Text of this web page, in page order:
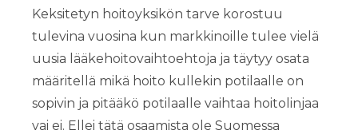
Keksitetyn hoitoyksikön tarve korostuu
tulevina vuosina kun markkinoille tulee vielä
uusia lääkehoitovaihtoehtoja ja täytyy osata
määritellä mikä hoito kullekin potilaalle on
sopivin ja pitääkö potilaalle vaihtaa hoitolinjaa
vai ei. Ellei tätä osaamista ole Suomessa